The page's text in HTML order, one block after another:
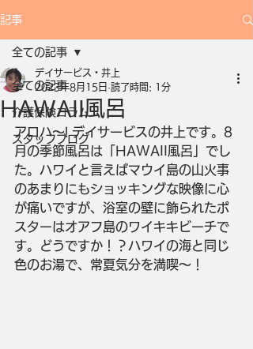
記事
全ての記事
介護保険コラム
スタッフブログ
全ての記事
HAWAII風呂
デイサービス・井上
2023年8月15日 読了時間: 1分
アロハ～! デイサービスの井上です。8
月の季節風呂は「HAWAII風呂」でし
た。ハワイと言えばマウイ島の山火事
のあまりにもショッキングな映像に心
が痛いですが、浴室の壁に飾られたポ
スターはオアフ島のワイキキビーチで
す。どうですか！？ハワイの海と同じ
色のお湯で、常夏気分を満喫～！